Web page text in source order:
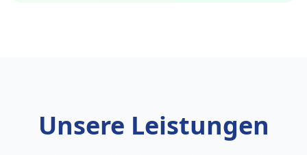
Unsere Leistungen